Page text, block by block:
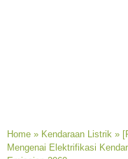
Home » Kendaraan Listrik »
Mengenai Elektrifikasi